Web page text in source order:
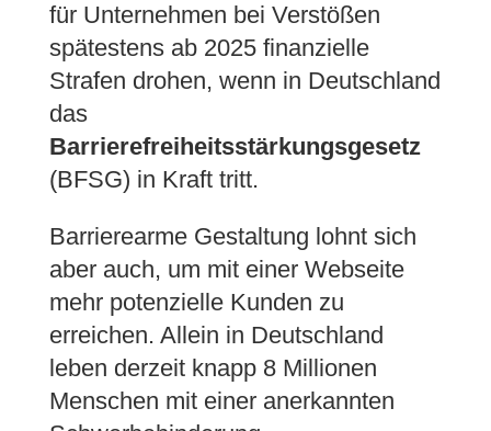
für Unternehmen bei Verstößen
spätestens ab 2025 finanzielle
Strafen drohen, wenn in Deutschland
das
Barrierefreiheitsstärkungsgesetz
(BFSG) in Kraft tritt.
Barrierearme Gestaltung lohnt sich
aber auch, um mit einer Webseite
mehr potenzielle Kunden zu
erreichen. Allein in Deutschland
leben derzeit knapp 8 Millionen
Menschen mit einer anerkannten